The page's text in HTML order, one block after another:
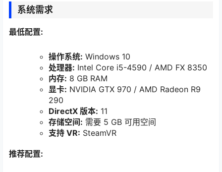
系统需求
最低配置:
操作系统: Windows 10
处理器: Intel Core i5-4590 / AMD FX 8350
内存: 8 GB RAM
显卡: NVIDIA GTX 970 / AMD Radeon R9
290
DirectX 版本: 11
存储空间: 需要 5 GB 可用空间
支持 VR: SteamVR
推荐配置: